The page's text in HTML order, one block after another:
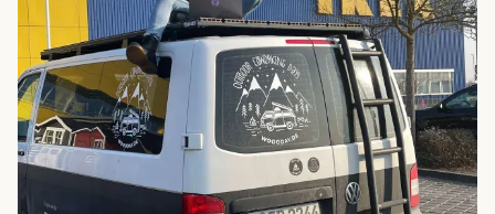
Jobs Impressum Datenschutz
Cookie Einstellungen